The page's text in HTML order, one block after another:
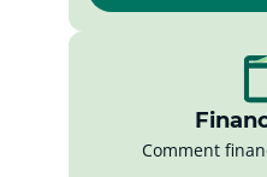
Comment